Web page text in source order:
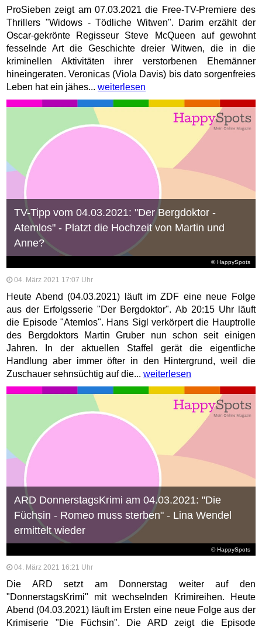
ProSieben zeigt am 07.03.2021 die Free-TV-Premiere des
Thrillers "Widows - Tödliche Witwen". Darim erzählt der
Oscar-gekrönte Regisseur Steve McQueen auf gewohnt
fesselnde Art die Geschichte dreier Witwen, die in die
kriminellen Aktivitäten ihrer verstorbenen Ehemänner
hineingeraten. Veronicas (Viola Davis) bis dato sorgenfreies
Leben hat ein jähes...weiterlesen
© HappySpots
TV-Tipp vom 04.03.2021: "Der Bergdoktor -
Atemlos" - Platzt die Hochzeit von Martin und
Anne?
04. März 2021 17:07 Uhr
Heute Abend (04.03.2021) läuft im ZDF eine neue Folge
aus der Erfolgsserie "Der Bergdoktor". Ab 20:15 Uhr läuft
die Episode "Atemlos". Hans Sigl verkörpert die Hauptrolle
des Bergdoktors Martin Gruber nun schon seit einigen
Jahren. In der aktuellen Staffel gerät die eigentliche
Handlung aber immer öfter in den Hintergrund, weil die
Zuschauer sehnsüchtig auf die...weiterlesen
© HappySpots
ARD DonnerstagsKrimi am 04.03.2021: "Die
Füchsin - Romeo muss sterben" - Lina Wendel
ermittelt wieder
04. März 2021 16:21 Uhr
Die ARD setzt am Donnerstag weiter auf den
"DonnerstagsKrimi" mit wechselnden Krimireihen. Heute
Abend (04.03.2021) läuft im Ersten eine neue Folge aus der
Krimiserie "Die Füchsin". Die ARD zeigt die Episode